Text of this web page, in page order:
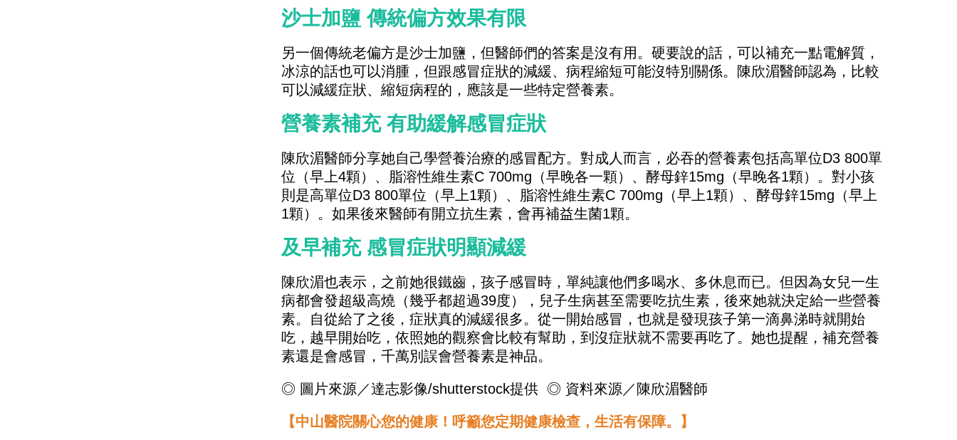
沙士加鹽 傳統偏方效果有限
另一個傳統老偏方是沙士加鹽，但醫師們的答案是沒有用。硬要說的話，可以補充一點電解質，
冰涼的話也可以消腫，但跟感冒症狀的減緩、病程縮短可能沒特別關係。陳欣湄醫師認為，比較
可以減緩症狀、縮短病程的，應該是一些特定營養素。
營養素補充 有助緩解感冒症狀
陳欣湄醫師分享她自己學營養治療的感冒配方。對成人而言，必吞的營養素包括高單位D3 800單
位（早上4顆）、脂溶性維生素C 700mg（早晚各一顆）、酵母鋅15mg（早晚各1顆）。對小孩
則是高單位D3 800單位（早上1顆）、脂溶性維生素C 700mg（早上1顆）、酵母鋅15mg（早上
1顆）。如果後來醫師有開立抗生素，會再補益生菌1顆。
及早補充 感冒症狀明顯減緩
陳欣湄也表示，之前她很鐵齒，孩子感冒時，單純讓他們多喝水、多休息而已。但因為女兒一生
病都會發超級高燒（幾乎都超過39度），兒子生病甚至需要吃抗生素，後來她就決定給一些營養
素。自從給了之後，症狀真的減緩很多。從一開始感冒，也就是發現孩子第一滴鼻涕時就開始
吃，越早開始吃，依照她的觀察會比較有幫助，到沒症狀就不需要再吃了。她也提醒，補充營養
素還是會感冒，千萬別誤會營養素是神品。
◎ 圖片來源／達志影像/shutterstock提供 ◎ 資料來源／陳欣湄醫師
【中山醫院關心您的健康！呼籲您定期健康檢查，生活有保障。】